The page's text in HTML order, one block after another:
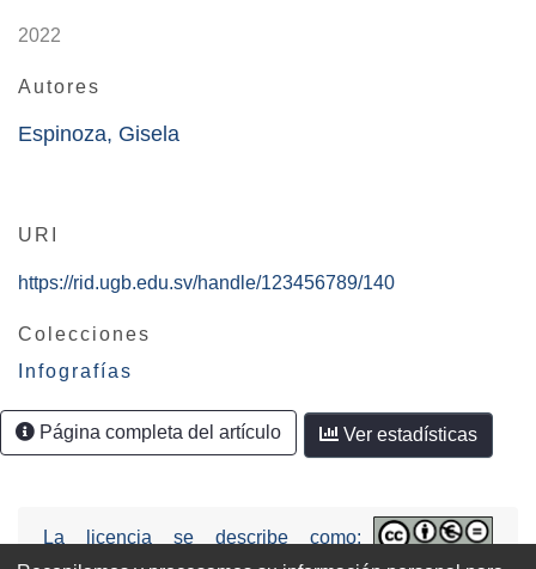
2022
Autores
Espinoza, Gisela
URI
https://rid.ugb.edu.sv/handle/123456789/140
Colecciones
Infografías
Página completa del artículo Ver estadísticas
La licencia se describe como: